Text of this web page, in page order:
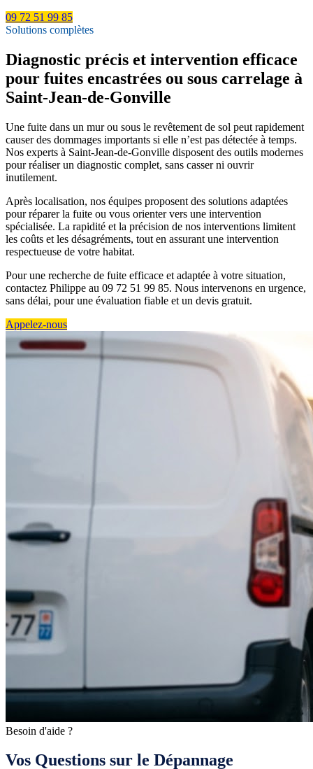
09 72 51 99 85
Solutions complètes
Diagnostic précis et intervention efficace
pour fuites encastrées ou sous carrelage à
Saint-Jean-de-Gonville
Une fuite dans un mur ou sous le revêtement de sol peut rapidement
causer des dommages importants si elle n’est pas détectée à temps.
Nos experts à Saint-Jean-de-Gonville disposent des outils modernes
pour réaliser un diagnostic complet, sans casser ni ouvrir
inutilement.
Après localisation, nos équipes proposent des solutions adaptées
pour réparer la fuite ou vous orienter vers une intervention
spécialisée. La rapidité et la précision de nos interventions limitent
les coûts et les désagréments, tout en assurant une intervention
respectueuse de votre habitat.
Pour une recherche de fuite efficace et adaptée à votre situation,
contactez Philippe au 09 72 51 99 85. Nous intervenons en urgence,
sans délai, pour une évaluation fiable et un devis gratuit.
Appelez-nous
Besoin d'aide ?
Vos Questions sur le Dépannage